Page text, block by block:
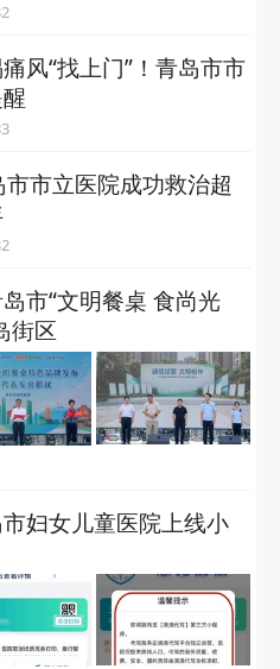
风“找上门”！青岛市市
市立医院成功救治超
市“文明餐桌 食尚光
街区
妇女儿童医院上线小